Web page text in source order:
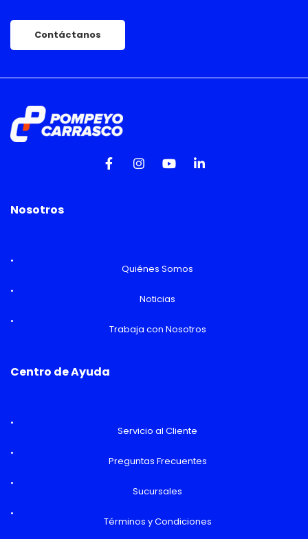
Contáctanos
Nosotros
Quiénes Somos
Noticias
Trabaja con Nosotros
Centro de Ayuda
Servicio al Cliente
Preguntas Frecuentes
Sucursales
Términos y Condiciones